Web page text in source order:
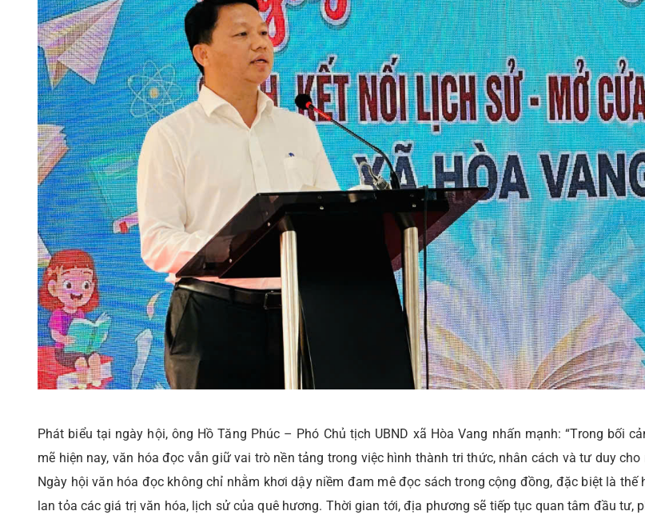
Phát biểu tại ngày hội, ông Hồ Tăng Phúc – Phó Chủ tịch UBND xã Hòa Vang nhấn mạnh: “Trong bối
mẽ hiện nay, văn hóa đọc vẫn giữ vai trò nền tảng trong việc hình thành tri thức, nhân cách và tư duy
Ngày hội văn hóa đọc không chỉ nhằm khơi dậy niềm đam mê đọc sách trong cộng đồng, đặc biệt là thế
lan tỏa các giá trị văn hóa, lịch sử của quê hương. Thời gian tới, địa phương sẽ tiếp tục quan tâm đầu tư,